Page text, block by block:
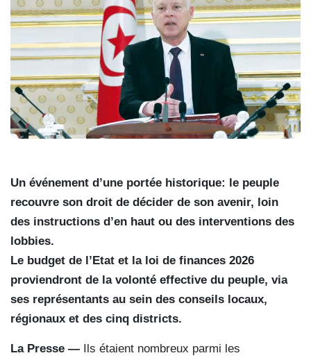
Un événement d’une portée historique: le peuple
recouvre son droit de décider de son avenir, loin
des instructions d’en haut ou des interventions des
lobbies.
Le budget de l’Etat et la loi de finances 2026
proviendront de la volonté effective du peuple, via
ses représentants au sein des conseils locaux,
régionaux et des cinq districts.
La Presse — Ils étaient nombreux parmi les